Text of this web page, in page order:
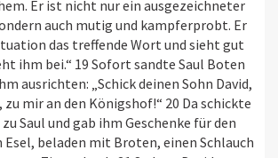
Er ist nicht nur ein ausgezeichneter
auch mutig und kampferprobt. Er
das treffende Wort und sieht gut
ihm bei.“ 19 Sofort sandte Saul Boten
ausrichten: „Schick deinen Sohn David,
mir an den Königshof!“ 20 Da schickte
Saul und gab ihm Geschenke für den
beladen mit Broten, einen Schlauch